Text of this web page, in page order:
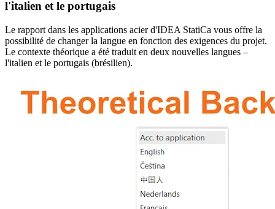
l'italien et le portugais
Le rapport dans les applications acier d'IDEA StatiCa vous offre la
possibilité de changer la langue en fonction des exigences du projet.
Le contexte théorique a été traduit en deux nouvelles langues –
l'italien et le portugais (brésilien).